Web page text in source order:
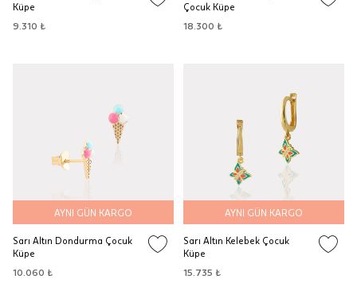
Küpe
9.310 ₺
Çocuk Küpe
18.300 ₺
AYNI GÜN KARGO
Sarı Altın Dondurma Çocuk
Küpe
10.060 ₺
AYNI GÜN KARGO
Sarı Altın Kelebek Çocuk
Küpe
15.735 ₺